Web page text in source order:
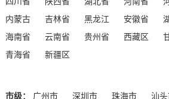
内蒙古
吉林省 黑龙江 安徽省
海南省
云南省 贵州省 西藏区
青海省
新疆区
市级： 广州市 深圳市 珠海市 汕